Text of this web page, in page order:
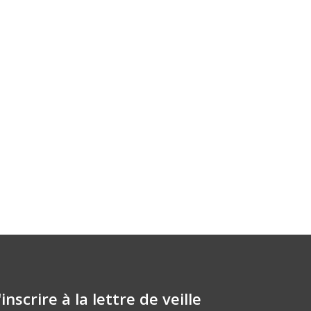
à la lettre de veille